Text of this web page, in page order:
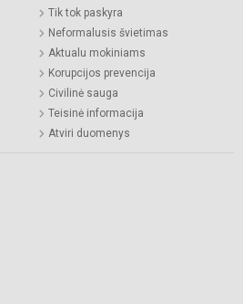
Tik tok paskyra
Neformalusis švietimas
Aktualu mokiniams
Korupcijos prevencija
Civilinė sauga
Teisinė informacija
Atviri duomenys